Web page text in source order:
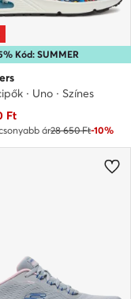
Kód: SUMMER
· Uno · Színes
ár
Ft
ár28 650 Ft-10%